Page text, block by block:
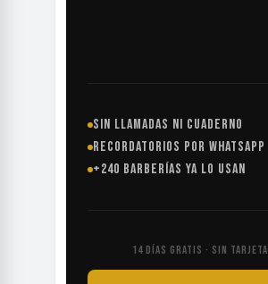
SIN LLAMADAS NI CUADERNO
RECORDATORIOS POR WHATSAPP
+240 BARBERÍAS YA LO USAN
14 DÍAS GRATIS · SIN TARJETA